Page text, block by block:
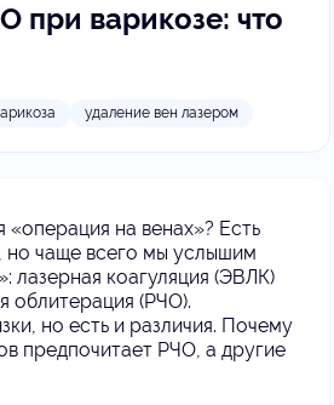
при варикозе: что
удаление вен лазером
«операция на венах»? Есть
чаще всего мы услышим
лазерная коагуляция (ЭВЛК)
облитерация (РЧО).
но есть и различия. Почему
предпочитает РЧО, а другие